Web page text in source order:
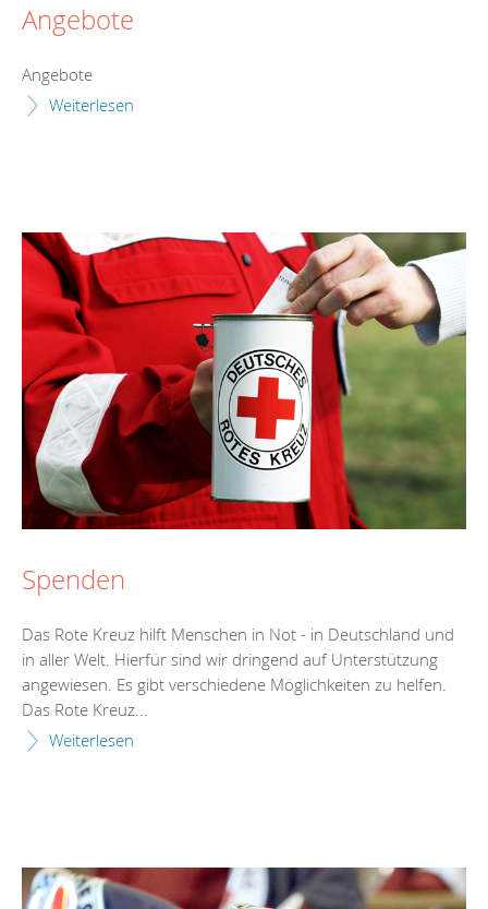
Angebote
Angebote
Weiterlesen
Spenden
Das Rote Kreuz hilft Menschen in Not - in Deutschland und
in aller Welt. Hierfür sind wir dringend auf Unterstützung
angewiesen. Es gibt verschiedene Möglichkeiten zu helfen.
Das Rote Kreuz...
Weiterlesen